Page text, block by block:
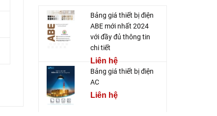
Bảng giá thiết bị điện
ABE mới nhất 2024
với đầy đủ thông tin
chi tiết
Liên hệ
Bảng giá thiết bị điện
AC
Liên hệ